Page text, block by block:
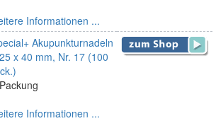
Informationen ...
Akupunkturnadeln
x 40 mm, Nr. 17 (100
Informationen ...